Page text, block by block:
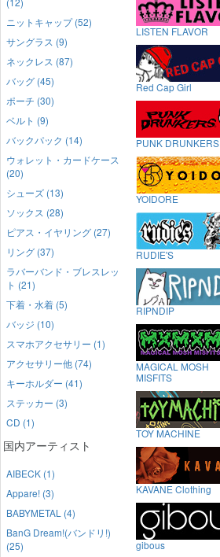
ニットキャップ (52)
サングラス (9)
ネックレス (87)
バッグ (45)
ポーチ (30)
ベルト (9)
バックパック (14)
ウォレット・カードケース
(20)
シューズ (13)
ソックス (28)
ピアス・イヤリング (27)
リング (37)
ラバーバンド・ブレスレッ
ト (21)
下着・水着 (5)
バッジ (10)
スマホアクセサリー (1)
アクセサリー他 (74)
キーホルダー (41)
ステッカー (3)
CD (1)
国内アーティスト
AIBECK (1)
Appare! (3)
BABYMETAL (4)
BanG Dream!(バンドリ!)
(25)
LISTEN FLAVOR
Red Cap Girl
PUNK DRUNKERS
YOIDORE
RUDIE'S
RIPNDIP
MAGICAL MOSH
MISFITS
TOY MACHINE
KAVANE Clothing
gibous